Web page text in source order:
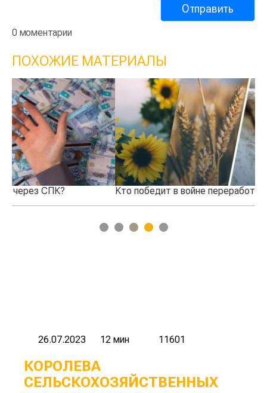
0 моментарии
ПОХОЖИЕ МАТЕРИАЛЫ
Кто победит в войне переработчиков и фермеров?
1 2 3 4 5
26.07.2023 12 мин 11601
КОРОЛЕВА
СЕЛЬСКОХОЗЯЙСТВЕННЫХ